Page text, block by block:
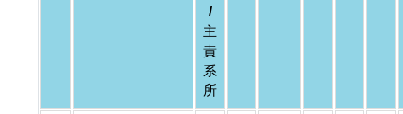
/
主
責
系
所